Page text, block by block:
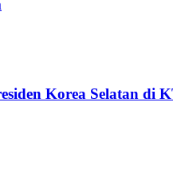
Korea Selatan di